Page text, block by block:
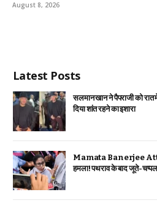
August 8, 2026
Latest Posts
सलमान खान ने पैपराजी को
दिया शांत रहने का इशारा
Mamata Banerjee
हमला! पथराव के बाद जूते-